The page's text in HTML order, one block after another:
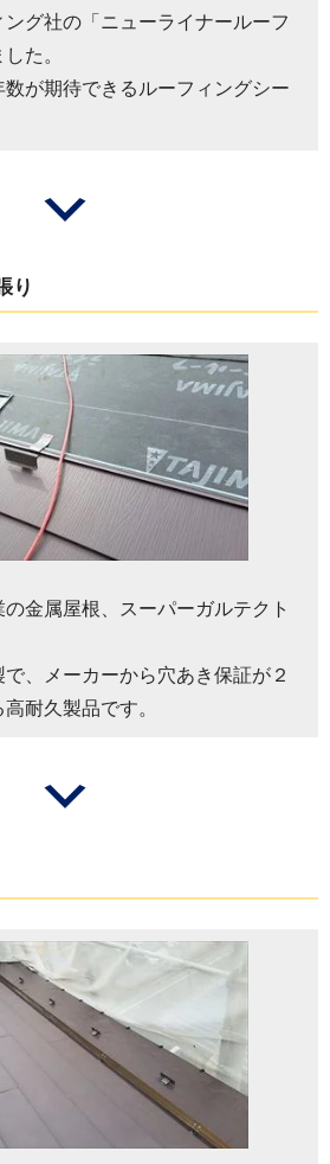
グ社の「ニューライナールーフ
た。
数が期待できるルーフィングシー
り
金属屋根、スーパーガルテクト
、メーカーから穴あき保証が２
耐久製品です。